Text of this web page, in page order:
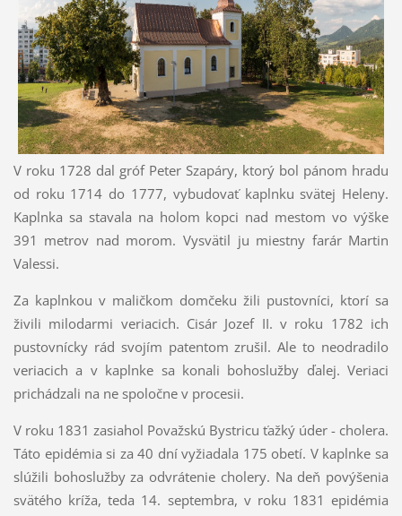
V roku 1728 dal gróf Peter Szapáry, ktorý bol pánom hradu
od roku 1714 do 1777, vybudovať kaplnku svätej Heleny.
Kaplnka sa stavala na holom kopci nad mestom vo výške
391 metrov nad morom. Vysvätil ju miestny farár Martin
Valessi.
Za kaplnkou v maličkom domčeku žili pustovníci, ktorí sa
živili milodarmi veriacich. Cisár Jozef II. v roku 1782 ich
pustovnícky rád svojím patentom zrušil. Ale to neodradilo
veriacich a v kaplnke sa konali bohoslužby ďalej. Veriaci
prichádzali na ne spoločne v procesii.
V roku 1831 zasiahol Považskú Bystricu ťažký úder - cholera.
Táto epidémia si za 40 dní vyžiadala 175 obetí. V kaplnke sa
slúžili bohoslužby za odvrátenie cholery. Na deň povýšenia
svätého kríža, teda 14. septembra, v roku 1831 epidémia